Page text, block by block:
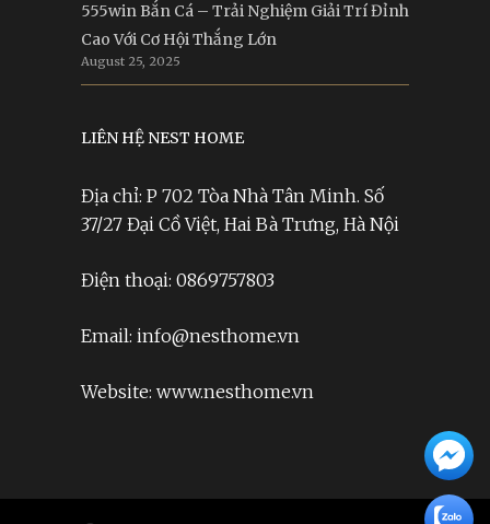
555win Bắn Cá – Trải Nghiệm Giải Trí Đỉnh
Cao Với Cơ Hội Thắng Lớn
August 25, 2025
LIÊN HỆ NEST HOME
Địa chỉ: P 702 Tòa Nhà Tân Minh. Số
37/27 Đại Cồ Việt, Hai Bà Trưng, Hà Nội
Điện thoại: 0869757803
Email: info@nesthome.vn
Website: www.nesthome.vn